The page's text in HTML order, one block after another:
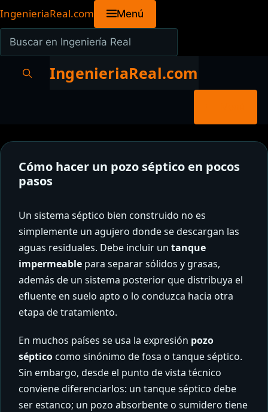
Saltar
al
contenido
IngenieriaReal.com Menú
Buscar
en
IngenieriaReal.com
Cómo hacer un pozo séptico en pocos
pasos
Un sistema séptico bien construido no es
simplemente un agujero donde se descargan las
aguas residuales. Debe incluir un tanque
impermeable para separar sólidos y grasas,
además de un sistema posterior que distribuya el
efluente en suelo apto o lo conduzca hacia otra
etapa de tratamiento.
En muchos países se usa la expresión pozo
séptico como sinónimo de fosa o tanque séptico.
Sin embargo, desde el punto de vista técnico
conviene diferenciarlos: un tanque séptico debe
ser estanco; un pozo absorbente o sumidero tiene